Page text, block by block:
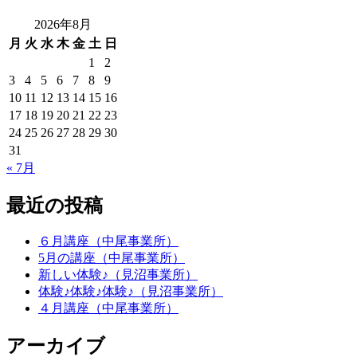
2026年8月
月 火 水 木 金 土 日
1
2
3
4 5 6 7 8
9
10 11 12 13 14 15 16
17 18 19 20 21 22 23
24 25 26 27 28 29 30
31
« 7月
最近の投稿
６月講座（中尾事業所）
5月の講座（中尾事業所）
新しい体験♪（見沼事業所）
体験♪体験♪体験♪（見沼事業所）
４月講座（中尾事業所）
アーカイブ